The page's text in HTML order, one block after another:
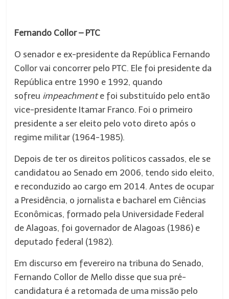
Fernando Collor – PTC
O senador e ex-presidente da República Fernando
Collor vai concorrer pelo PTC. Ele foi presidente da
República entre 1990 e 1992, quando
sofreu impeachmente foi substituído pelo então
vice-presidente Itamar Franco. Foi o primeiro
presidente a ser eleito pelo voto direto após o
regime militar (1964-1985).
Depois de ter os direitos políticos cassados, ele se
candidatou ao Senado em 2006, tendo sido eleito,
e reconduzido ao cargo em 2014. Antes de ocupar
a Presidência, o jornalista e bacharel em Ciências
Econômicas, formado pela Universidade Federal
de Alagoas, foi governador de Alagoas (1986) e
deputado federal (1982).
Em discurso em fevereiro na tribuna do Senado,
Fernando Collor de Mello disse que sua pré-
candidatura é a retomada de uma missão pelo